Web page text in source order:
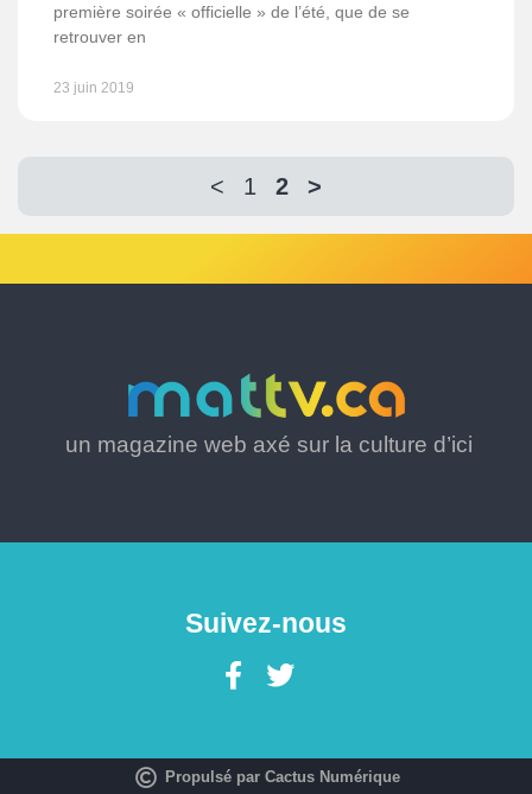
première soirée « officielle » de l’été, que de se
retrouver en
23 juin 2019
< 1 2 >
un magazine web axé sur la culture d’ici
Suivez-nous
Propulsé par Cactus Numérique